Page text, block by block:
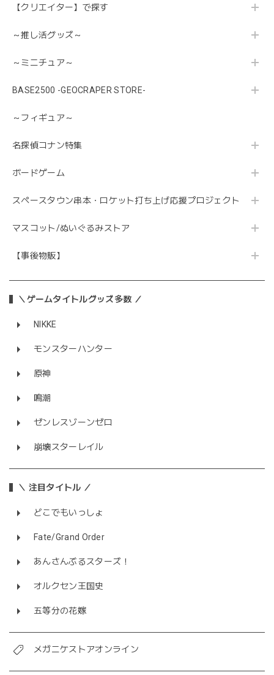
【クリエイター】で探す
～推し活グッズ～
～ミニチュア～
BASE2500 -GEOCRAPER STORE-
～フィギュア～
名探偵コナン特集
ボードゲーム
スペースタウン串本・ロケット打ち上げ応援プロジェクト
マスコット/ぬいぐるみストア
【事後物販】
＼ゲームタイトルグッズ多数 ／
NIKKE
モンスターハンター
原神
鳴潮
ゼンレスゾーンゼロ
崩壊スターレイル
＼ 注目タイトル ／
どこでもいっしょ
Fate/Grand Order
あんさんぶるスターズ！
オルクセン王国史
五等分の花嫁
メガニケストアオンライン